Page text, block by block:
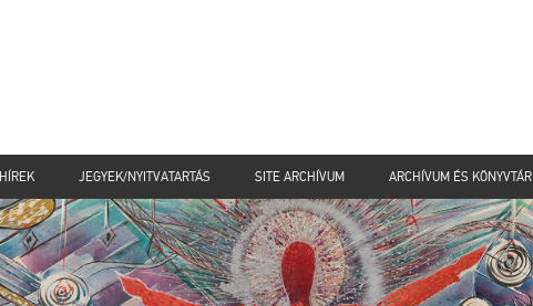
HÍREK JEGYEK/NYITVATARTÁS SITE ARCHÍVUM ARCHÍVUM ÉS KÖNYVTÁR